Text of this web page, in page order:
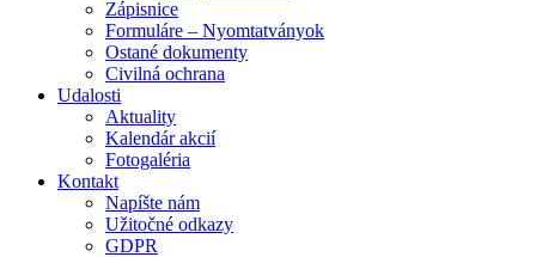
Zápisnice
Formuláre – Nyomtatványok
Ostané dokumenty
Civilná ochrana
Udalosti
Aktuality
Kalendár akcií
Fotogaléria
Kontakt
Napíšte nám
Užitočné odkazy
GDPR